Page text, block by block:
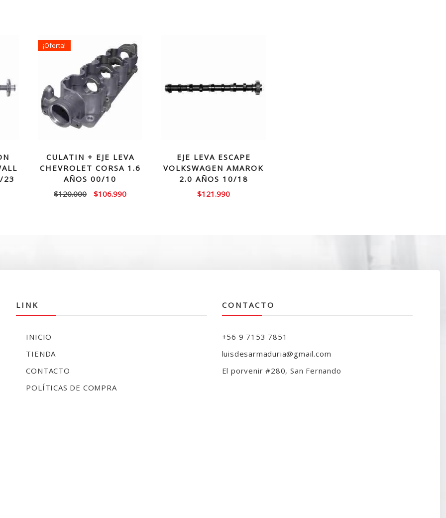
23
¡Oferta!
CULATIN + EJE LEVA
CHEVROLET CORSA 1.6
AÑOS 00/10
$120.000
El
$106.990El
EJE LEVA ESCAPE
VOLKSWAGEN AMAROK
2.0 AÑOS 10/18
$121.990
LINK
INICIO
TIENDA
CONTACTO
POLÍTICAS DE COMPRA
CONTACTO
+56 9 7153 7851
luisdesarmaduria@gmail.com
El porvenir #280, San Fernando